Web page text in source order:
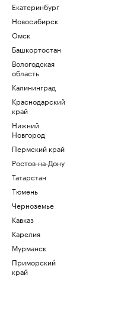
Екатеринбург
Новосибирск
Омск
Башкортостан
Вологодская
область
Калининград
Краснодарский
край
Нижний
Новгород
Пермский край
Ростов-на-Дону
Татарстан
Тюмень
Черноземье
Кавказ
Карелия
Мурманск
Приморский
край